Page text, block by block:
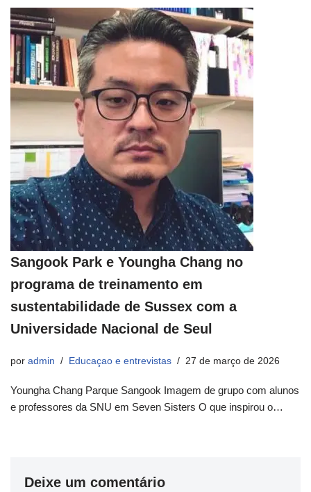
Sangook Park e Youngha Chang no
programa de treinamento em
sustentabilidade de Sussex com a
Universidade Nacional de Seul
por admin Educaçao e entrevistas 27 de março de 2026
Youngha Chang Parque Sangook Imagem de grupo com alunos
e professores da SNU em Seven Sisters O que inspirou o…
Deixe um comentário